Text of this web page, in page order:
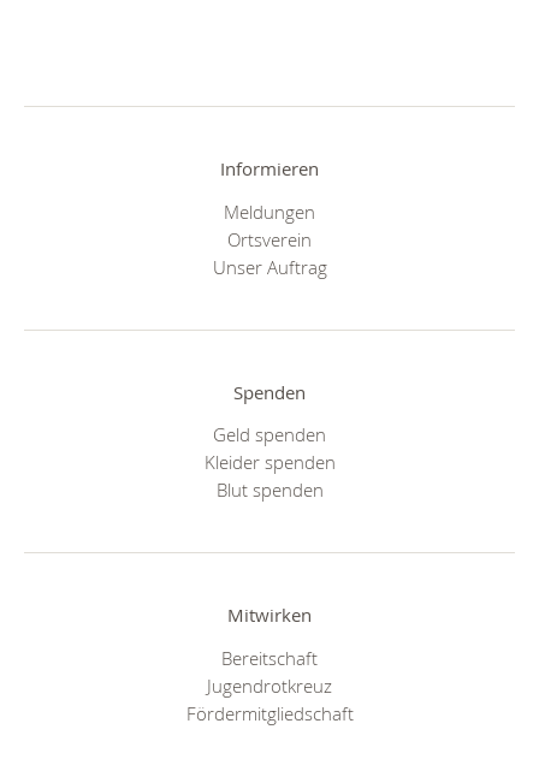
Informieren
Meldungen
Ortsverein
Unser Auftrag
Spenden
Geld spenden
Kleider spenden
Blut spenden
Mitwirken
Bereitschaft
Jugendrotkreuz
Fördermitgliedschaft